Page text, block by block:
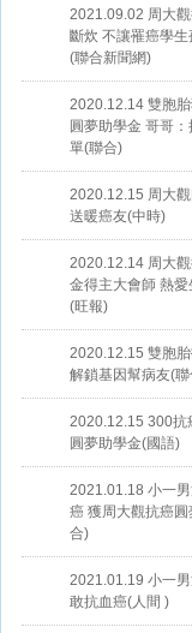
2021.09.02 周大
斷炊 不讓罹癌學
(聯合新聞網)
2020.12.14 雙胞
圓夢助學金 哥哥
單(聯合)
2020.12.15 周大
送暖癌友(中時)
2020.12.14 周大
金得主大會師 熱
(旺報)
2020.12.15 雙胞
解鎖基因幫病友(
2020.12.15 300
圓夢助學金(國語)
2021.01.18 小一
癌 獲周大觀抗癌
合)
2021.01.19 小一
敢抗血癌(人間 )